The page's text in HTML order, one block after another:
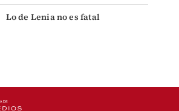
Lo de Lenia no es fatal